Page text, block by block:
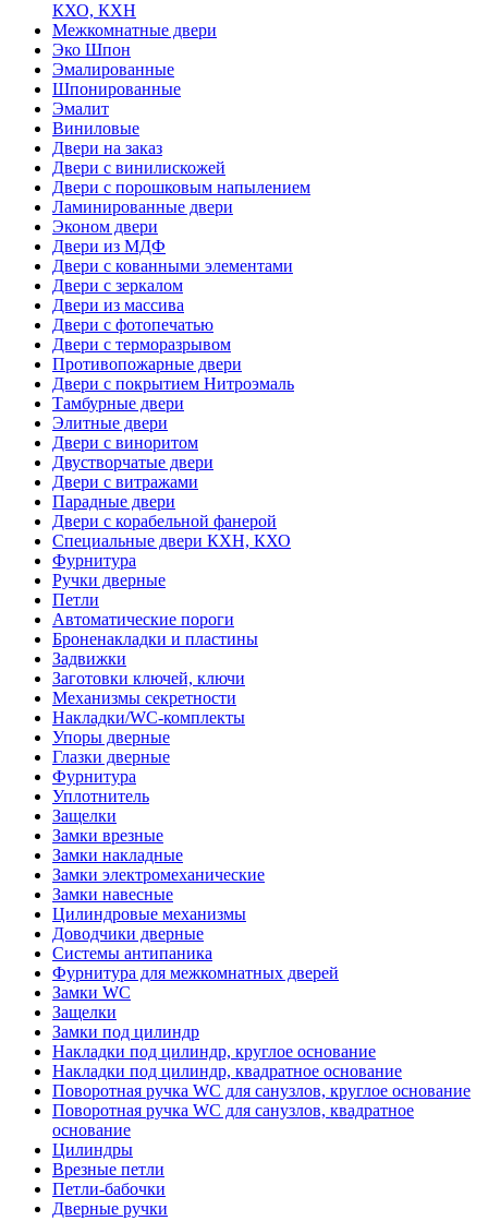
КХО, КХН
Межкомнатные двери
Эко Шпон
Эмалированные
Шпонированные
Эмалит
Виниловые
Двери на заказ
Двери с винилискожей
Двери с порошковым напылением
Ламинированные двери
Эконом двери
Двери из МДФ
Двери с кованными элементами
Двери с зеркалом
Двери из массива
Двери с фотопечатью
Двери с терморазрывом
Противопожарные двери
Двери с покрытием Нитроэмаль
Тамбурные двери
Элитные двери
Двери с виноритом
Двустворчатые двери
Двери с витражами
Парадные двери
Двери с корабельной фанерой
Специальные двери КХН, КХО
Фурнитура
Ручки дверные
Петли
Автоматические пороги
Броненакладки и пластины
Задвижки
Заготовки ключей, ключи
Механизмы секретности
Накладки/WC-комплекты
Упоры дверные
Глазки дверные
Фурнитура
Уплотнитель
Защелки
Замки врезные
Замки накладные
Замки электромеханические
Замки навесные
Цилиндровые механизмы
Доводчики дверные
Системы антипаника
Фурнитура для межкомнатных дверей
Замки WC
Защелки
Замки под цилиндр
Накладки под цилиндр, круглое основание
Накладки под цилиндр, квадратное основание
Поворотная ручка WC для санузлов, круглое основание
Поворотная ручка WC для санузлов, квадратное
основание
Цилиндры
Врезные петли
Петли-бабочки
Дверные ручки